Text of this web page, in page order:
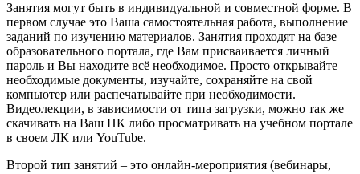
Занятия могут быть в индивидуальной и совместной форме. В
первом случае это Ваша самостоятельная работа, выполнение
заданий по изучению материалов. Занятия проходят на базе
образовательного портала, где Вам присваивается личный
пароль и Вы находите всё необходимое. Просто открывайте
необходимые документы, изучайте, сохраняйте на свой
компьютер или распечатывайте при необходимости.
Видеолекции, в зависимости от типа загрузки, можно так же
скачивать на Ваш ПК либо просматривать на учебном портале
в своем ЛК или YouTube.
Второй тип занятий – это онлайн-мероприятия (вебинары,